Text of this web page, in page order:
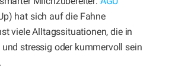
hat sich auf die Fahne
viele Alltagssituationen, die in
stressig oder kummervoll sein